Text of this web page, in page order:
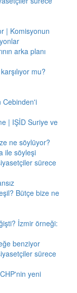
| Komisyonun
arka planı
mu?
Cebinden'i
| IŞİD Suriye ve
ne söylüyor?
ile söyleşi
sürece
Bütçe bize ne
İzmir örneği:
benziyor
sürece
yeni